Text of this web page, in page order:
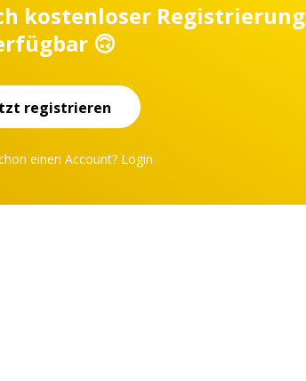
kostenloser Registrierung
🙃
registrieren
einen Account? Login